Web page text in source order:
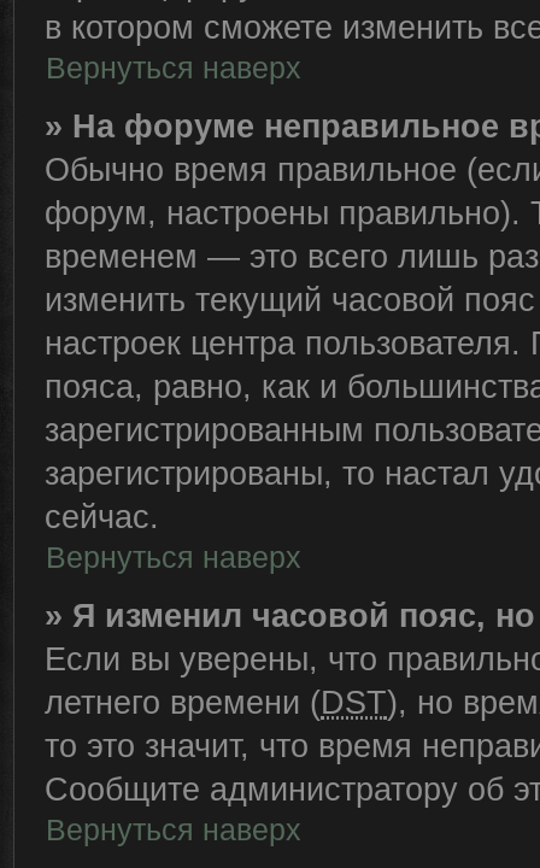
в котором сможете изменить
Вернуться наверх
» На форуме неправильное
Обычно время правильное
форум, настроены правильно).
временем — это всего лишь
изменить текущий часовой
настроек центра
пояса, равно, как и
зарегистрированным
зарегистрированы, то настал
сейчас.
Вернуться наверх
» Я изменил часовой пояс,
Если вы уверены, что
летнего времени (DST), но
то это значит, что время
Сообщите администратору об
Вернуться наверх